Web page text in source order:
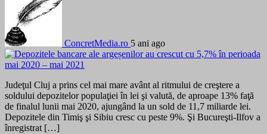
ConcretMedia.ro 5 ani ago
Judeţul Cluj a prins cel mai mare avânt al ritmului de creştere a
soldului depozitelor populaţiei în lei şi valută, de aproape 13% faţă
de finalul lunii mai 2020, ajungând la un sold de 11,7 miliarde lei.
Depozitele din Timiş şi Sibiu cresc cu peste 9%. Şi Bucureşti-Ilfov a
înregistrat […]